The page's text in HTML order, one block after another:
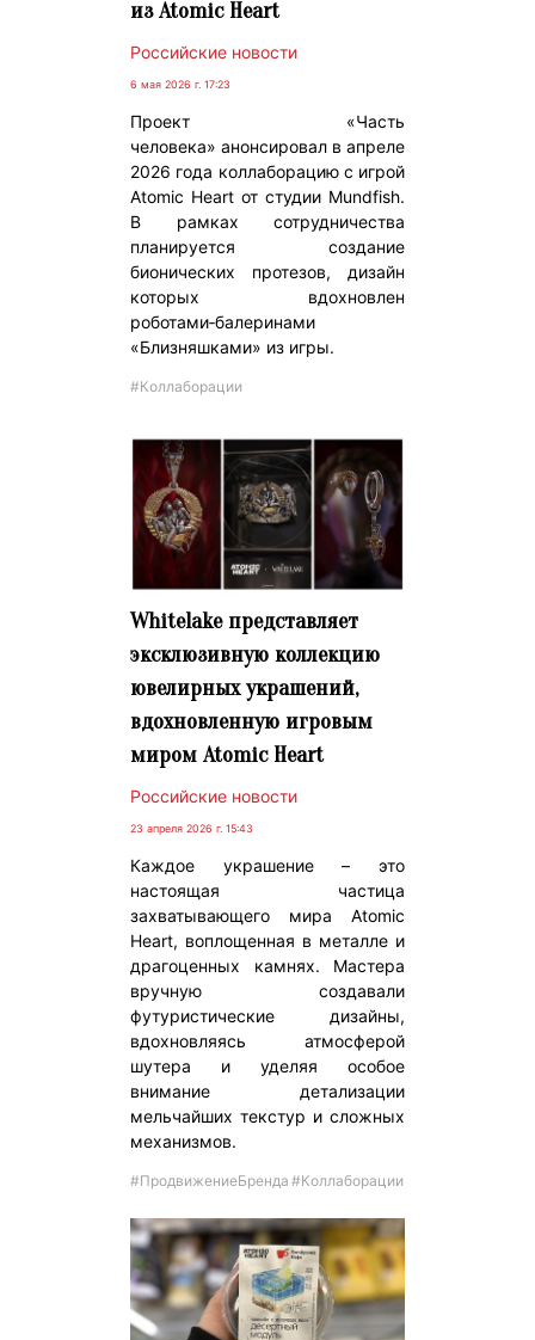
из Atomic Heart
Российские новости
6 мая 2026 г. 17:23
Проект «Часть
человека» анонсировал в апреле
2026 года коллаборацию с игрой
Atomic Heart от студии Mundfish.
В рамках сотрудничества
планируется создание
бионических протезов, дизайн
которых вдохновлен
роботами‑балеринами
«Близняшками» из игры.
#Коллаборации
Whitelake представляет
эксклюзивную коллекцию
ювелирных украшений,
вдохновленную игровым
миром Atomic Heart
Российские новости
23 апреля 2026 г. 15:43
Каждое украшение – это
настоящая частица
захватывающего мира Atomic
Heart, воплощенная в металле и
драгоценных камнях. Мастера
вручную создавали
футуристические дизайны,
вдохновляясь атмосферой
шутера и уделяя особое
внимание детализации
мельчайших текстур и сложных
механизмов.
#ПродвижениеБренда #Коллаборации